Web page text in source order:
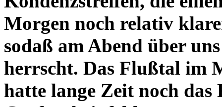
Morgen noch relativ
sodaß am Abend über
herrscht. Das Flußtal im
hatte lange Zeit noch